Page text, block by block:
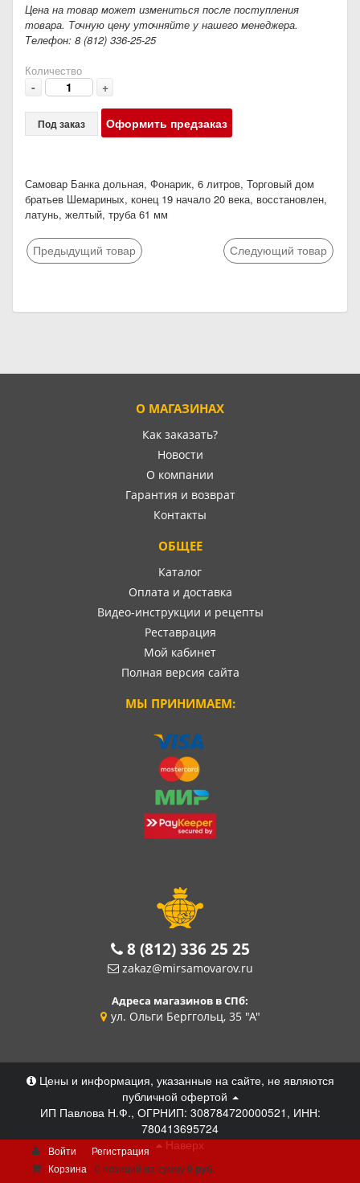
Цена на товар может измениться после поступления
товара. Точную цену уточняйте у нашего менеджера.
Телефон: 8 (812) 336-25-25
Количество
- +
Под заказ Оформить предзаказ
Самовар Банка дольная, Фонарик, 6 литров, Торговый дом
братьев Шемариных, конец 19 начало 20 века, восстановлен,
латунь, желтый, труба 61 мм
Предыдущий товар Следующий товар
О МАГАЗИНАХ
Как заказать?
Новости
О компании
Гарантия и возврат
Контакты
ОБЩЕЕ
Каталог
Оплата и доставка
Видео-инструкции и рецепты
Реставрация
Мой кабинет
Полная версия сайта
МЫ ПРИНИМАЕМ:
8 (812) 336 25 25
zakaz@mirsamovarov.ru
Адреса магазинов в СПб:
ул. Ольги Берггольц, 35 "А"
Цены и информация, указанные на сайте, не являются
публичной офертой
ИП Павлова Н.Ф., ОГРНИП: 308784720000521, ИНН:
780413695724
Наверх
Войти
Регистрация
Корзина
0 позиций на сумму0 руб.